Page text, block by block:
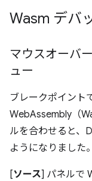
Wasm デバ
マウスオーバ
ュー
ブレークポイント
WebAssembly（
ルを合わせると、
ようになりました。
[ソース] パネルで